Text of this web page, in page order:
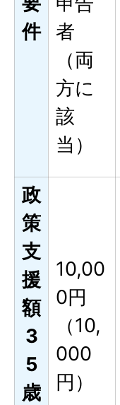
件
者
（両
方に
該
当）
政
策
支
援
額
3
5
歳
10,00
0円
（10,
000
円）